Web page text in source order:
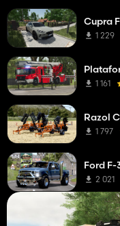
Cupra
1 229
1 161
Razol
1 797
Ford F-
2 021